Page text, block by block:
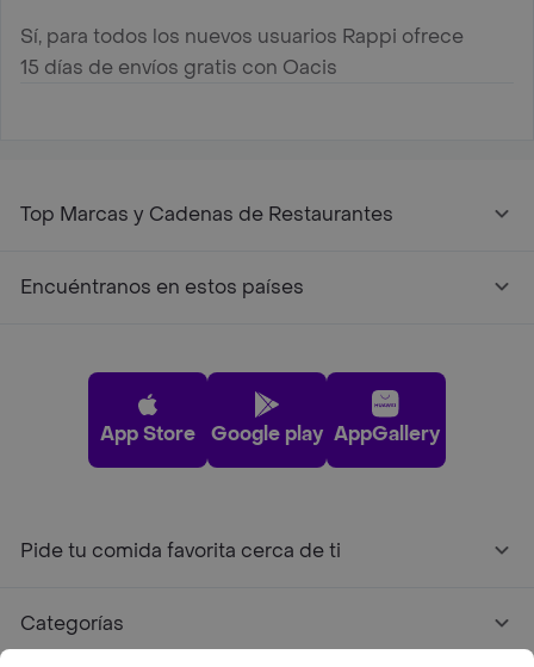
Sí, para todos los nuevos usuarios Rappi ofrece
15 días de envíos gratis con Oacis
Top Marcas y Cadenas de Restaurantes
Encuéntranos en estos países
App Store Google play AppGallery
Pide tu comida favorita cerca de ti
Categorías